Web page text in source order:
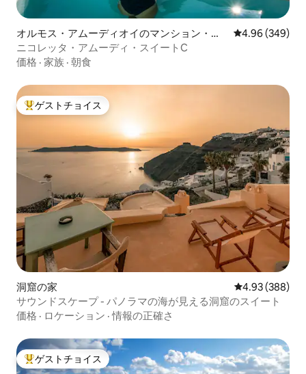
オルモス・アムーディオイのマンション・ア
パート
レビュー349
4.96 (349)
ニコレッタ・アムーディ・スイートC
価格 · 家族 · 朝食
大好評のゲストチョイスです。
ゲストチョイス
洞窟の家 レビュー388
4.93 (388)
サウンドスケープ - パノラマの海が見える洞窟のスイート
価格 · ロケーション ·情報の正確さ
大好評のゲストチョイスです。
ゲストチョイス